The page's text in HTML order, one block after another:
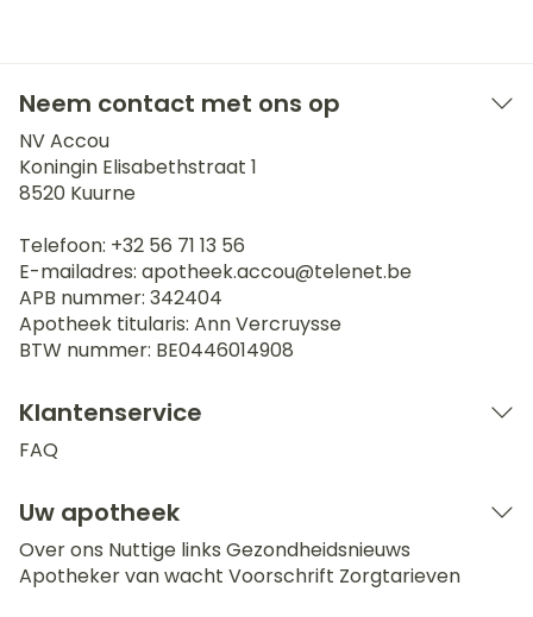
Neem contact met ons op
NV Accou
Koningin Elisabethstraat 1
8520 Kuurne
Telefoon: +32 56 71 13 56
E-mailadres: apotheek.accou@telenet.be
APB nummer: 342404
Apotheek titularis: Ann Vercruysse
BTW nummer: BE0446014908
Klantenservice
FAQ
Uw apotheek
Over ons Nuttige links Gezondheidsnieuws
Apotheker van wacht Voorschrift Zorgtarieven